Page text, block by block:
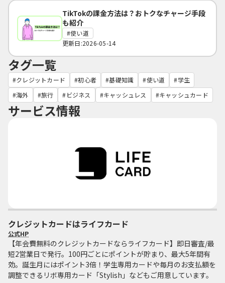
TikTokの課金方法は？おトクなチャージ手段
も紹介
使い道
更新日:2026-05-14
タグ一覧
クレジットカード 初心者 基礎知識 使い道
学生
海外
旅行 ビジネス キャッシュレス キャッシュカード
サービス情報
クレジットカードはライフカード
公式HP
【年会費無料のクレジットカードならライフカード】即日審査/最
短2営業日で発行。100円ごとにポイントが貯まり、最大5年間有
効。誕生月にはポイント3倍！学生専用カードや毎月のお支払額を
調整できるリボ専用カード「Stylish」などもご用意しています。